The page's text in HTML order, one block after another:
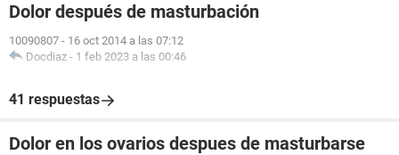
Dolor después de masturbación
10090807 - 16 oct 2014 a las 07:12
Docdiaz - 1 feb 2023 a las 00:46
41 respuestas
Dolor en los ovarios despues de masturbarse